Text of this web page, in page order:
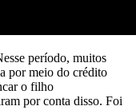
período, muitos
por meio do crédito
o filho
por conta disso. Foi